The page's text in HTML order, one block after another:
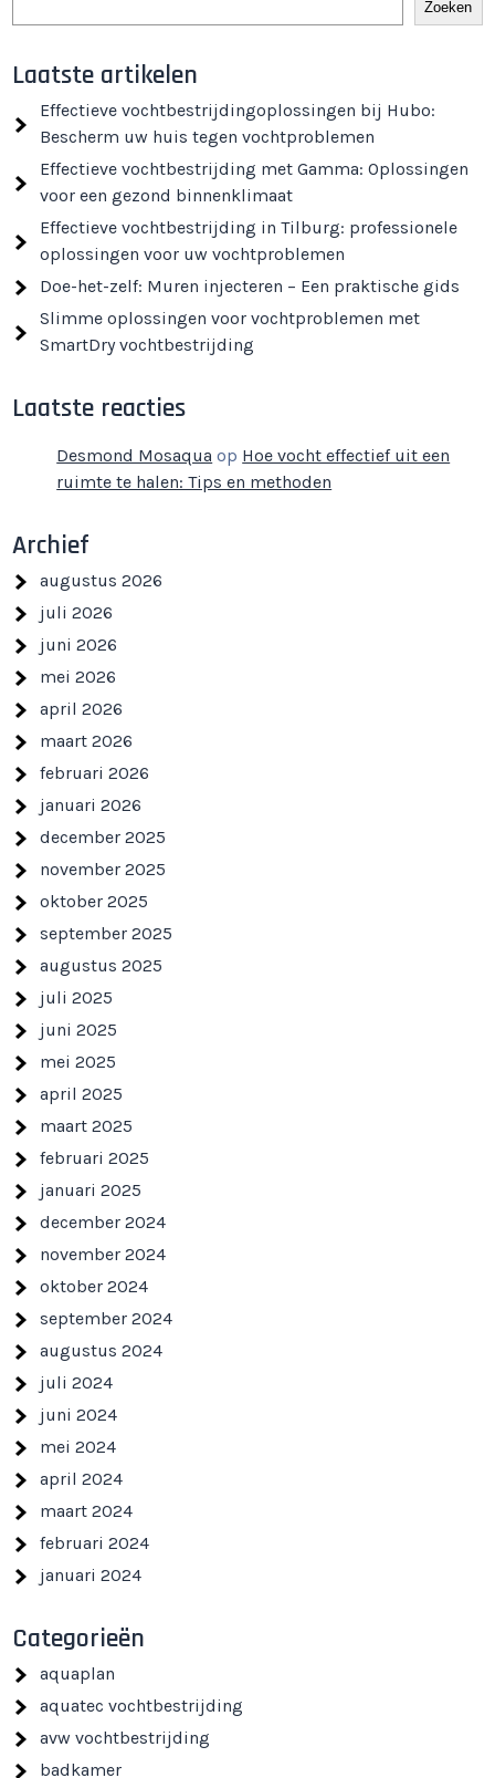
Zoeken
Laatste artikelen
Effectieve vochtbestrijdingoplossingen bij Hubo:
Bescherm uw huis tegen vochtproblemen
Effectieve vochtbestrijding met Gamma: Oplossingen
voor een gezond binnenklimaat
Effectieve vochtbestrijding in Tilburg: professionele
oplossingen voor uw vochtproblemen
Doe-het-zelf: Muren injecteren – Een praktische gids
Slimme oplossingen voor vochtproblemen met
SmartDry vochtbestrijding
Laatste reacties
Desmond Mosaqua op Hoe vocht effectief uit een
ruimte te halen: Tips en methoden
Archief
augustus 2026
juli 2026
juni 2026
mei 2026
april 2026
maart 2026
februari 2026
januari 2026
december 2025
november 2025
oktober 2025
september 2025
augustus 2025
juli 2025
juni 2025
mei 2025
april 2025
maart 2025
februari 2025
januari 2025
december 2024
november 2024
oktober 2024
september 2024
augustus 2024
juli 2024
juni 2024
mei 2024
april 2024
maart 2024
februari 2024
januari 2024
Categorieën
aquaplan
aquatec vochtbestrijding
avw vochtbestrijding
badkamer